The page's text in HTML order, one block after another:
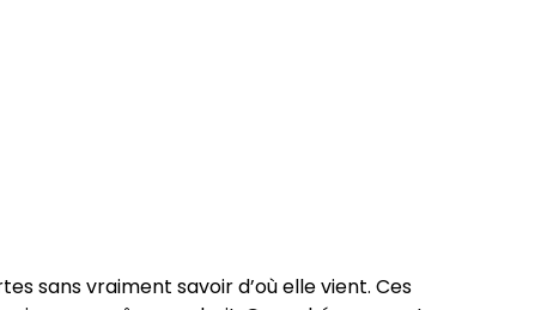
sans vraiment savoir d’où elle vient. Ces